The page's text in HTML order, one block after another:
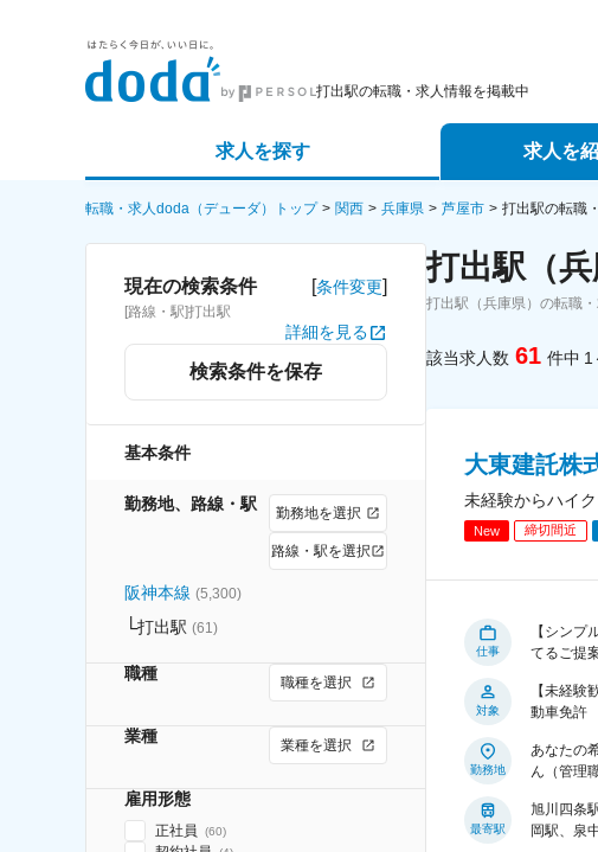
打出駅の転職・求人情報を掲載中
求人を探す
詳細条件から探す
求人特集から探す
求人を
エージェントサ
スカウトサービス
転職・求人doda（デューダ）トップ 関西 兵庫県 芦屋市 打出駅の転職
現在の検索条件 [条件変更]
[路線・駅]打出駅
詳細を見る
検索条件を保存
基本条件
勤務地、路線・駅 勤務地を選択
路線・駅を選択
阪神本線 (5,300)
打出駅 (61)
職種 職種を選択
業種 業種を選択
雇用形態
正社員 (60)
打出駅（
打出駅（兵庫県）の転職
該当求人数 61 件中 1
大東建託株
未経験からハイ
New 締切間近
仕事
【シン
てるご提
対象
【未経
動車免許
勤務地
あなたの
ん（管理
最寄駅
旭川四条
岡駅、泉